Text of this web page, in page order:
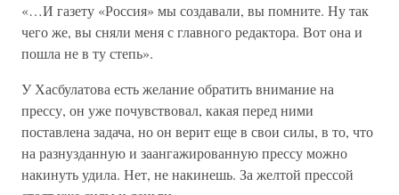
«…И газету «Россия» мы создавали, вы помните. Ну так
чего же, вы сняли меня с главного редактора. Вот она и
пошла не в ту степь».
У Хасбулатова есть желание обратить внимание на
прессу, он уже почувствовал, какая перед ними
поставлена задача, но он верит еще в свои силы, в то, что
на разнузданную и заангажированную прессу можно
накинуть удила. Нет, не накинешь. За желтой прессой